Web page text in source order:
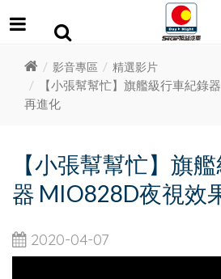
影音專區 精選影片
【小張幫幫忙】旗艦級行車紀錄
再進化
【小張幫幫忙】旗
器 MIO828D夜視效
2020-04-07